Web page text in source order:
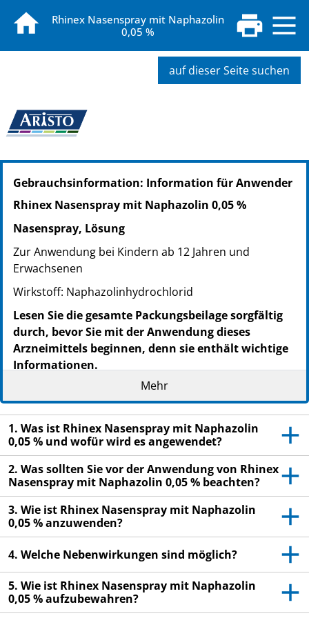
Rhinex Nasenspray mit Naphazolin
0,05 %
auf dieser Seite suchen
PZN: 03901376
PPN: 110390137667
Gebrauchsinformation: Information für Anwender
Rhinex Nasenspray mit Naphazolin 0,05 %
Nasenspray, Lösung
Zur Anwendung bei Kindern ab 12 Jahren und
Erwachsenen
Wirkstoff: Naphazolinhydrochlorid
Lesen Sie die gesamte Packungsbeilage sorgfältig
durch, bevor Sie mit der Anwendung dieses
Arzneimittels beginnen, denn sie enthält wichtige
Informationen.
Wenden Sie dieses Arzneimittel immer genau wie
in dieser Packungsbeilage beschriebenbzw. genau
nach der Anweisung Ihres Arztes oder Apothekers an.
Heben Sie die Packungsbeilage auf, vielleicht
möchten Sie diese später nochmals lesen.
Fragen Sie Ihren Apotheker, wenn Sie weitere
Informationen oder einen Rat benötigen.
Wenn Sie Nebenwirkungen bemerken, wenden Sie
sich an Ihren Arzt oder Apotheker. Dies gilt auch
für Nebenwirkungen, die nicht in dieser
Packungsbeilage angegeben sind. Siehe Abschnitt
4.
Wenn Sie sich nach 5 Tagen nicht besser oder gar
Mehr
1. Was ist Rhinex Nasenspray mit Naphazolin
0,05 % und wofür wird es angewendet?
2. Was sollten Sie vor der Anwendung von Rhinex
Nasenspray mit Naphazolin 0,05 % beachten?
3. Wie ist Rhinex Nasenspray mit Naphazolin
0,05 % anzuwenden?
4. Welche Nebenwirkungen sind möglich?
5. Wie ist Rhinex Nasenspray mit Naphazolin
0,05 % aufzubewahren?